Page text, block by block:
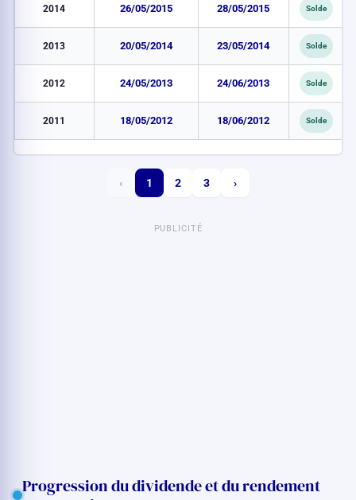
2014 26/05/2015 28/05/2015 Solde
2013 20/05/2014 23/05/2014 Solde
2012 24/05/2013 24/06/2013 Solde
2011 18/05/2012 18/06/2012 Solde
‹ 1 2 3 ›
PUBLICITÉ
Progression du dividende et du rendement